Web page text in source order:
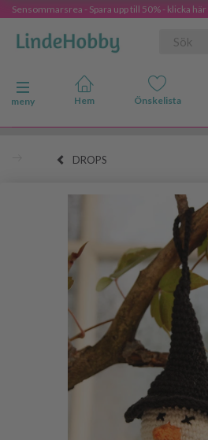
Sensommarsrea - Spara upp till 50% - klicka här
Ändra navigering
meny
DROPS